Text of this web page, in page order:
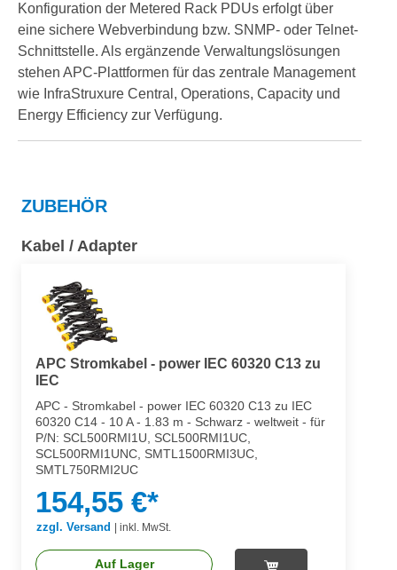
Konfiguration der Metered Rack PDUs erfolgt über
eine sichere Webverbindung bzw. SNMP- oder Telnet-
Schnittstelle. Als ergänzende Verwaltungslösungen
stehen APC-Plattformen für das zentrale Management
wie InfraStruxure Central, Operations, Capacity und
Energy Efficiency zur Verfügung.
ZUBEHÖR
Kabel / Adapter
APC Stromkabel - power IEC 60320 C13 zu
IEC
APC - Stromkabel - power IEC 60320 C13 zu IEC
60320 C14 - 10 A - 1.83 m - Schwarz - weltweit - für
P/N: SCL500RMI1U, SCL500RMI1UC,
SCL500RMI1UNC, SMTL1500RMI3UC,
SMTL750RMI2UC
154,55 €*
zzgl. Versand inkl. MwSt.
Auf Lager